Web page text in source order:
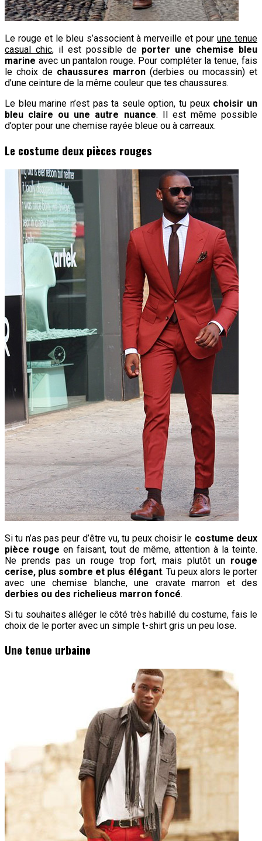
Le rouge et le bleu s’associent à merveille et pourune tenue
casual chic, il est possible de porter une chemise bleu
marine avec un pantalon rouge. Pour compléter la tenue, fais
le choix de chaussures marron (derbies ou mocassin) et
d’une ceinture de la même couleur que tes chaussures.
Le bleu marine n’est pas ta seule option, tu peux choisir un
bleu claire ou une autre nuance. Il est même possible
d’opter pour une chemise rayée bleue ou à carreaux.
Le costume deux pièces rouges
Si tu n’as pas peur d’être vu, tu peux choisir le costume deux
pièce rouge en faisant, tout de même, attention à la teinte.
Ne prends pas un rouge trop fort, mais plutôt un rouge
cerise, plus sombre et plus élégant. Tu peux alors le porter
avec une chemise blanche, une cravate marron et des
derbies ou des richelieus marron foncé.
Si tu souhaites alléger le côté très habillé du costume, fais le
choix de le porter avec un simple t-shirt gris un peu lose.
Une tenue urbaine